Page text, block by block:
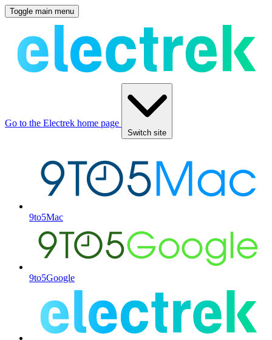
Toggle main menu
Go to the Electrek home page
Switch site
9to5Mac
9to5Google